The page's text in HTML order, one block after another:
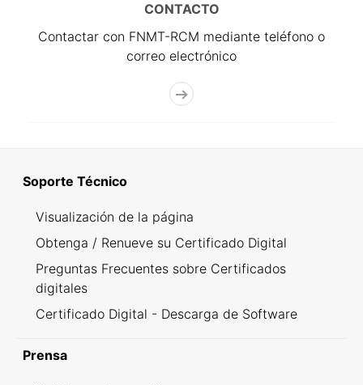
CONTACTO
Contactar con FNMT-RCM mediante teléfono o
correo electrónico
Soporte Técnico
Visualización de la página
Obtenga / Renueve su Certificado Digital
Preguntas Frecuentes sobre Certificados
digitales
Certificado Digital - Descarga de Software
Prensa